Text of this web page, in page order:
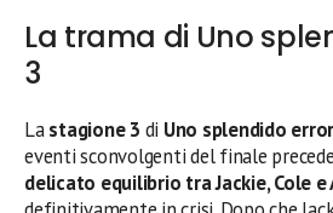
La trama di Uno
3
Lastagione 3 di Uno splendido
eventi sconvolgenti del finale
delicato equilibrio tra Jackie, Cole e